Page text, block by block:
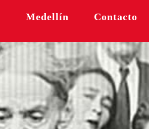
Medellín Contacto